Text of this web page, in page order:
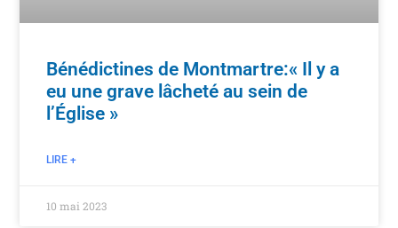
Bénédictines de Montmartre:« Il y a
eu une grave lâcheté au sein de
l’Église »
LIRE +
10 mai 2023